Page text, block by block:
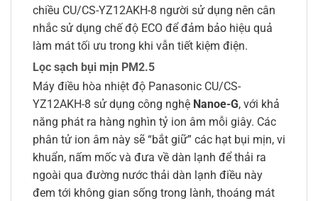
chiều CU/CS-YZ12AKH-8 người sử dụng nên cân
nhắc sử dụng chế độ ECO để đảm bảo hiệu quả
làm mát tối ưu trong khi vẫn tiết kiệm điện.
Lọc sạch bụi mịn PM2.5
Máy điều hòa nhiệt độ Panasonic CU/CS-
YZ12AKH-8 sử dụng công nghệ Nanoe-G, với khả
năng phát ra hàng nghìn tỷ ion âm mỗi giây. Các
phân tử ion âm này sẽ “bắt giữ” các hạt bụi mịn, vi
khuẩn, nấm mốc và đưa về dàn lạnh để thải ra
ngoài qua đường nước thải dàn lạnh điều này
đem tới không gian sống trong lành, thoáng mát